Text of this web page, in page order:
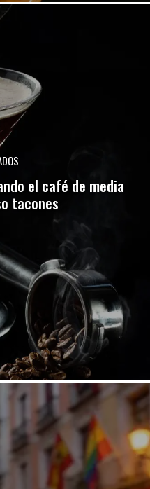
el café de media
tacones